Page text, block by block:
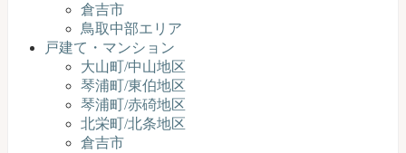
倉吉市
鳥取中部エリア
戸建て・マンション
大山町/中山地区
琴浦町/東伯地区
琴浦町/赤碕地区
北栄町/北条地区
倉吉市